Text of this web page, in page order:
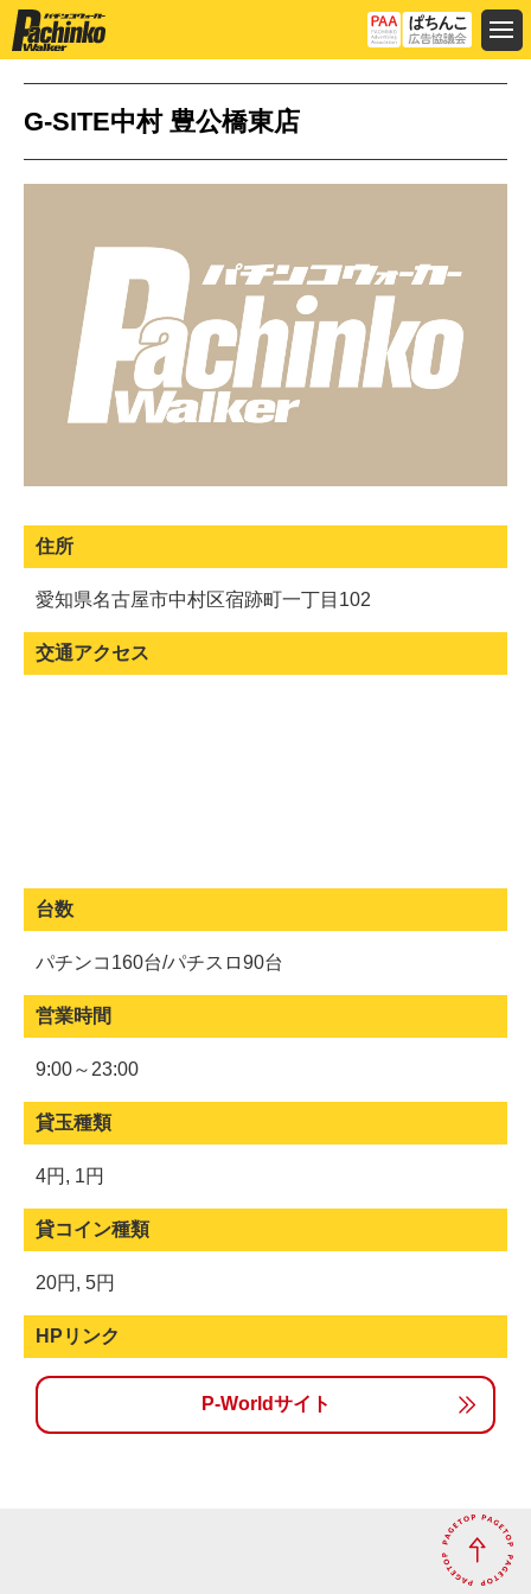
G-SITE中村 豊公橋東店
住所
愛知県名古屋市中村区宿跡町一丁目102
交通アクセス
台数
パチンコ160台/パチスロ90台
営業時間
9:00～23:00
貸玉種類
4円, 1円
貸コイン種類
20円, 5円
HPリンク
P-Worldサイト